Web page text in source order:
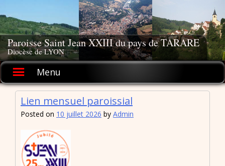
to
content
Paroisse Saint Jean XXIII du pays de TARARE
Diocèse de LYON
Menu
Lien mensuel paroissial
Posted on 10 juillet 2026 by Admin